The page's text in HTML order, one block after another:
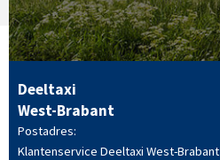
Deeltaxi
West-Brabant
Postadres:
Klantenservice Deeltaxi West-Brabant